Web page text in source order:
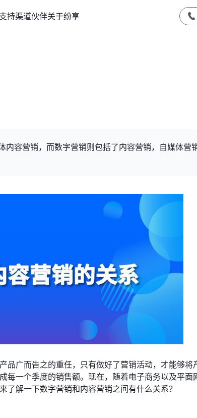
持渠道伙伴关于纷享
容营销，而数字营销则包括了内容营销，自媒体营
品广而告之的重任，只有做好了营销活动，才能够将
每一个季度的销售额。现在，随着电子商务以及平面
解一下数字营销和内容营销之间有什么关系？